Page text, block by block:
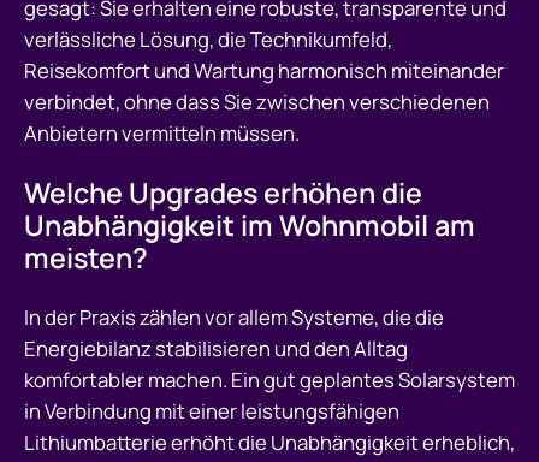
gesagt: Sie erhalten eine robuste, transparente und
verlässliche Lösung, die Technikumfeld,
Reisekomfort und Wartung harmonisch miteinander
verbindet, ohne dass Sie zwischen verschiedenen
Anbietern vermitteln müssen.
Welche Upgrades erhöhen die
Unabhängigkeit im Wohnmobil am
meisten?
In der Praxis zählen vor allem Systeme, die die
Energiebilanz stabilisieren und den Alltag
komfortabler machen. Ein gut geplantes Solarsystem
in Verbindung mit einer leistungsfähigen
Lithiumbatterie erhöht die Unabhängigkeit erheblich,